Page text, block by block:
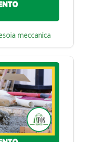
meccanica